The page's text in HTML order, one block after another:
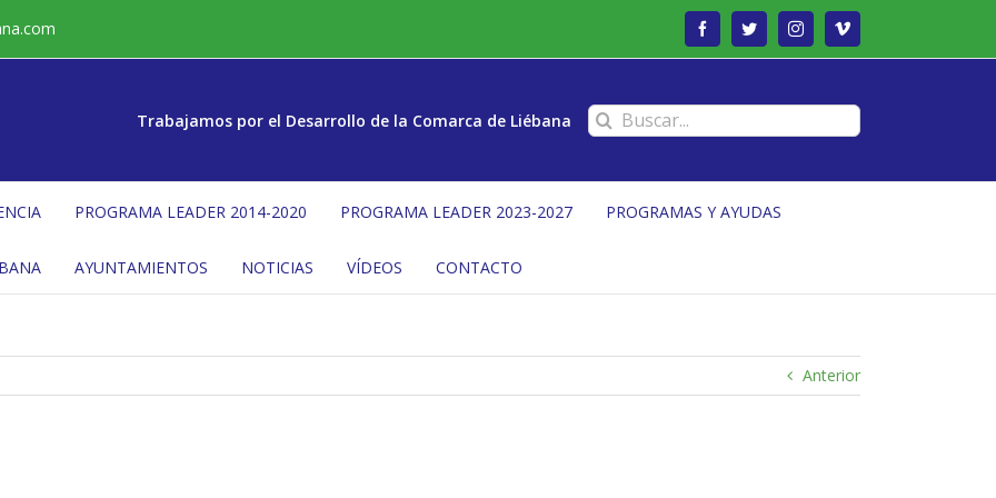
FacebookTwitterInstagramVimeo
Trabajamos por el Desarrollo de la Comarca de Liébana Buscar:
PROGRAMA LEADER 2014-2020 PROGRAMA LEADER 2023-2027 PROGRAMAS Y AYUDAS
AYUNTAMIENTOS NOTICIAS VÍDEOS CONTACTO
Anterior